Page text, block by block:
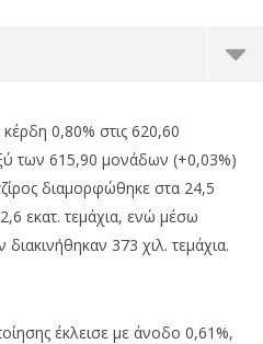
κέρδη 0,80% στις 620,60
των 615,90 μονάδων (+0,03%)
διαμορφώθηκε στα 24,5
εκατ. τεμάχια, ενώ μέσω
373 χιλ. τεμάχια.
έκλεισε με άνοδο 0,61%,